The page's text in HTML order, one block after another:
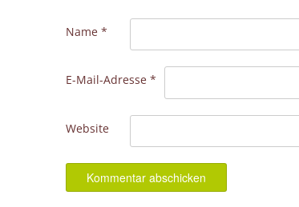
Name *
E-Mail-Adresse *
Website